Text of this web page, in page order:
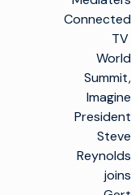
Connected
TV
World
Summit,
Imagine
President
Steve
Reynolds
joins